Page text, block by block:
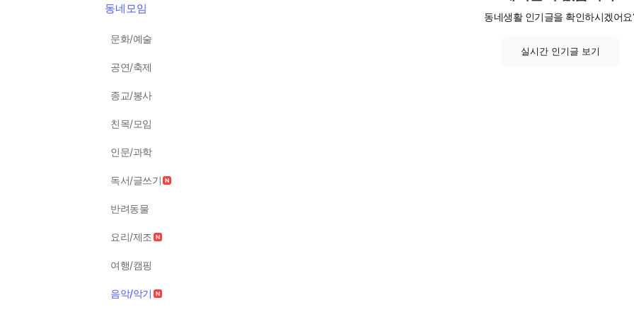
동네모임
문화/예술
공연/축제
종교/봉사
친목/모임
인문/과학
독서/글쓰기
반려동물
요리/제조
여행/캠핑
음악/악기
동네생활 인기글을 확인하시겠어요
실시간 인기글 보기